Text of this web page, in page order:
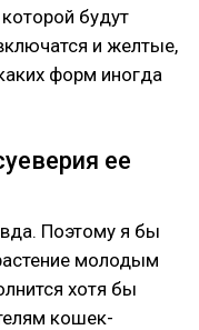
будут
и желтые,
форм иногда
ее
Поэтому я бы
молодым
хотя бы
кошек-